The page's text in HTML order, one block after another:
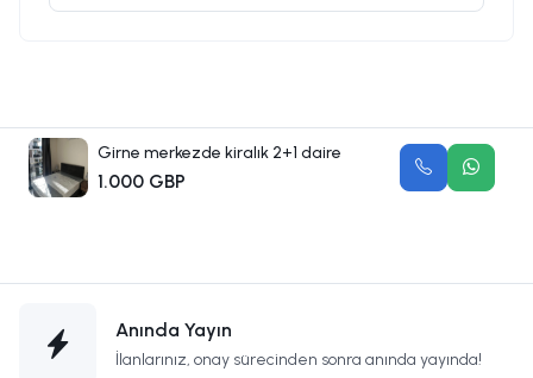
Girne merkezde kiralık 2+1 daire
1.000 GBP
Anında Yayın
İlanlarınız, onay sürecinden sonra anında yayında!